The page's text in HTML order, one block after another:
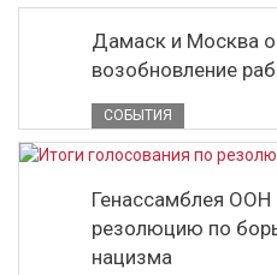
Дамаск и Москва
возобновление
СОБЫТИЯ
Генассамблея ООН
резолюцию по
нацизма